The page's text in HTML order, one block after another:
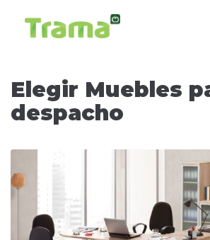
Elegir Muebles
despacho